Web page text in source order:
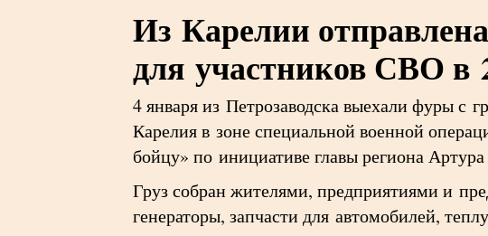
Из Карелии
для участников СВО в
4 января из Петрозаводска выехали фуры с
Карелия в зоне специальной военной
бойцу» по инициативе главы региона
Груз собран жителями, предприятиями и
генераторы, запчасти для автомобилей,